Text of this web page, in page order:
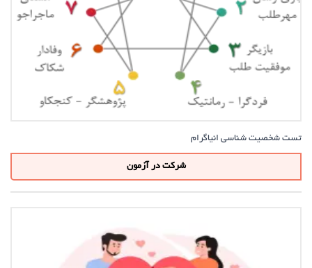
تست شخصیت شناسی انیاگرام
شرکت در آزمون